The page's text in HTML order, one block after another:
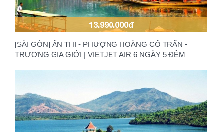
13.990.000đ
[SÀI GÒN] ÂN THI - PHƯỢNG HOÀNG CỔ TRẤN -
TRƯƠNG GIA GIỚI | VIETJET AIR 6 NGÀY 5 ĐÊM